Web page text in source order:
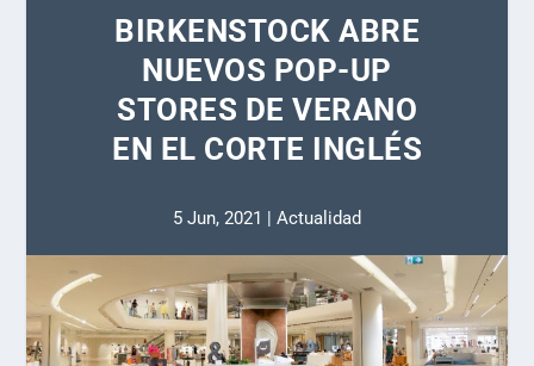
BIRKENSTOCK ABRE
NUEVOS POP-UP
STORES DE VERANO
EN EL CORTE INGLÉS
5 Jun, 2021 | Actualidad